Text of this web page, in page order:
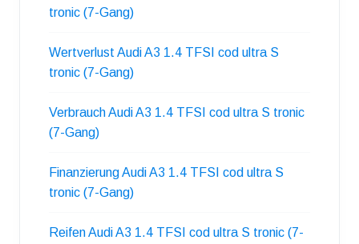
tronic (7-Gang)
Wertverlust Audi A3 1.4 TFSI cod ultra S
tronic (7-Gang)
Verbrauch Audi A3 1.4 TFSI cod ultra S tronic
(7-Gang)
Finanzierung Audi A3 1.4 TFSI cod ultra S
tronic (7-Gang)
Reifen Audi A3 1.4 TFSI cod ultra S tronic (7-